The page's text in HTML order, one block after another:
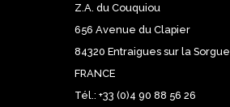
Z.A. du Couquiou
656 Avenue du Clapier
84320 Entraigues sur la Sorgue
FRANCE
Tél.: +33 (0)4 90 88 56 26